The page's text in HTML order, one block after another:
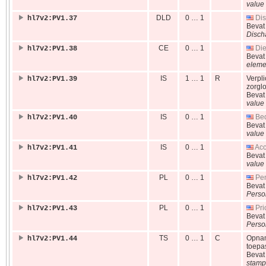
value
hl7v2:PV1.37
DLD 0 … 1
Bevat
hl7v2:PV1.38
CE 0 … 1
Bevat
hl7v2:PV1.39
IS 1 … 1 R
Bevat
value
hl7v2:PV1.40
IS 0 … 1
Bevat
value
hl7v2:PV1.41
IS 0 … 1
Bevat
value
hl7v2:PV1.42
PL 0 … 1
Bevat
hl7v2:PV1.43
PL 0 … 1
Bevat
hl7v2:PV1.44
TS 0 … 1 C
Bevat
stamp